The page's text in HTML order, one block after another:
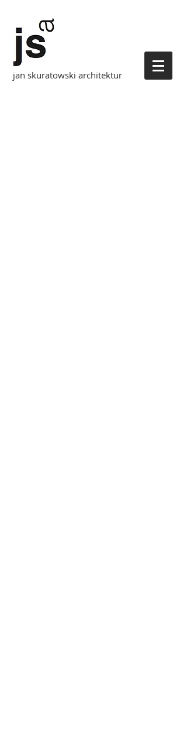
jan skuratowski architektur